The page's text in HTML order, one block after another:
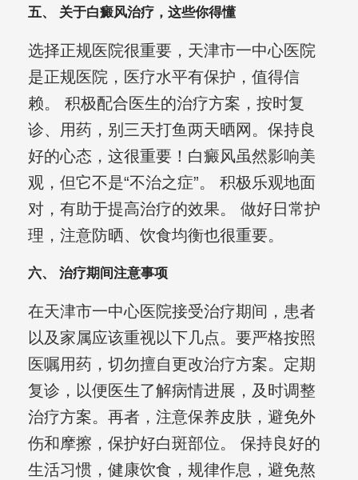
五、 关于白癜风治疗，这些你得懂
选择正规医院很重要，天津市一中心医院
是正规医院，医疗水平有保护，值得信
赖。 积极配合医生的治疗方案，按时复
诊、用药，别三天打鱼两天晒网。保持良
好的心态，这很重要！白癜风虽然影响美
观，但它不是“不治之症”。 积极乐观地面
对，有助于提高治疗的效果。 做好日常护
理，注意防晒、饮食均衡也很重要。
六、 治疗期间注意事项
在天津市一中心医院接受治疗期间，患者
以及家属应该重视以下几点。要严格按照
医嘱用药，切勿擅自更改治疗方案。定期
复诊，以便医生了解病情进展，及时调整
治疗方案。再者，注意保养皮肤，避免外
伤和摩擦，保护好白斑部位。 保持良好的
生活习惯，健康饮食，规律作息，避免熬